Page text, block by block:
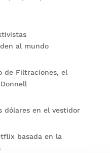
al mundo
de Filtraciones, el
dólares en el vestidor
basada en la